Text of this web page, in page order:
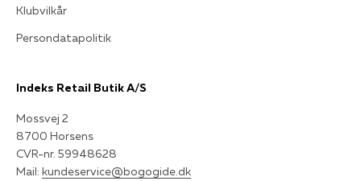
Klubvilkår
Persondatapolitik
Indeks Retail Butik A/S
Mossvej 2
8700 Horsens
CVR-nr. 59948628
Mail: kundeservice@bogogide.dk